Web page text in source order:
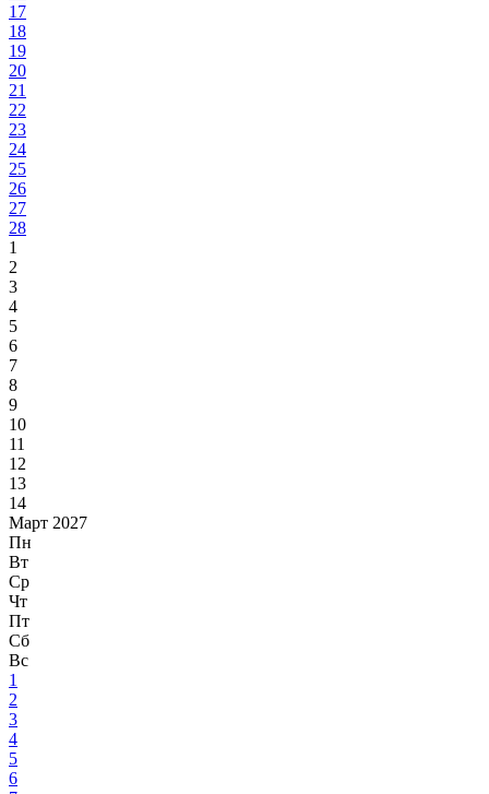
17
18
19
20
21
22
23
24
25
26
27
28
1
2
3
4
5
6
7
8
9
10
11
12
13
14
Март 2027
Пн
Вт
Ср
Чт
Пт
Сб
Вс
1
2
3
4
5
6